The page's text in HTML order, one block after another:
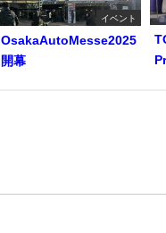
イベント
OsakaAutoMesse2025
開幕